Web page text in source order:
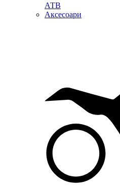
АТВ
Аксесоари